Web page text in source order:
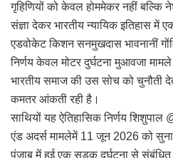
गृहिणियों को केवल होममेकर नहीं बल्कि
संज्ञा देकर भारतीय न्यायिक इतिहास में
एडवोकेट किशन सनमुखदास भावनानीं
निर्णय केवल मोटर दुर्घटना मुआवजा
भारतीय समाज की उस सोच को चुनौती
कमतर आंकती रही है।
साथियों यह ऐतिहासिक निर्णय शिशुपाल
एंड अदर्स मामलेमें 11 जून 2026 को
पंजाब में हुई एक सड़क दुर्घटना से संबंधित